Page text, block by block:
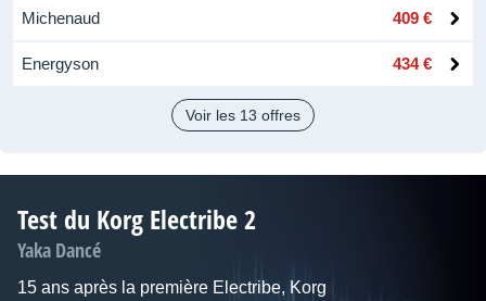
Michenaud 409 €
Energyson 434 €
Voir les 13 offres
Test du Korg Electribe 2
Yaka Dancé
15 ans après la première Electribe, Korg